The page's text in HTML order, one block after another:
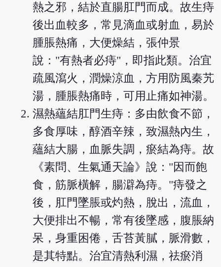
熱之邪，結於直腸肛門而成。故生痔
後出血較多，常見滴血或射血，易於
腫脹熱痛，大便燥結，張仲景
說："有熱者必痔"，即指此類。治宜
疏風瀉火，潤燥涼血，方用防風秦艽
湯，腫脹熱痛時，可用止痛如神湯。
濕熱蘊結肛門生痔：多由飲食不節，
多食厚味，醇酒辛辣，致濕熱內生，
蘊結大腸，血脈失調，瘀結為痔。故
《素問、生氣通天論》說："因而飽
食，筋脈橫解，腸澼為痔。"痔發之
後，肛門墜脹或灼熱，脫出，流血，
大便排出不暢，常有後墜感，腹脹納
呆，身重困倦，舌苔黃膩，脈滑數，
是其特點。治宜清熱利濕，祛瘀消